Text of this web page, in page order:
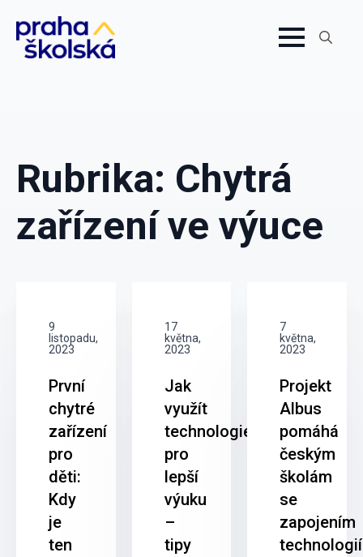
Rubrika: Chytrá
zařízení ve výuce
9
listopadu,
2023
První
chytré
zařízení
pro
děti:
Kdy
je
ten
17
května,
2023
Jak
využít
technologie
pro
lepší
výuku
–
tipy
7
května,
2023
Projekt
Albus
pomáhá
českým
školám
se
zapojením
technologií